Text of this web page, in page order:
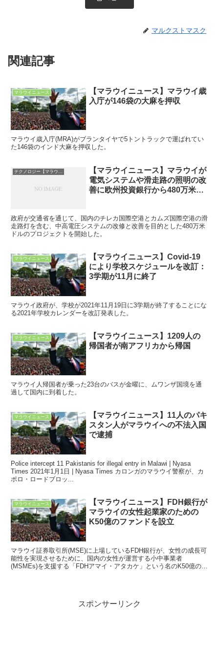
マルクストマスク
関連記事
マラウイニュース
【マラウイニュース】マラウイ歳
入庁が146袋の大麻を押収
マラウイ歳入庁(MRA)がブランタイヤで5トントラックで運ばれてい
た146袋のインド大麻を押収した。
テクノロジー【マラウイ】
【マラウイニュース】マラウイが
電気システムや滑走路の照明の改
善に欧州投資銀行から480万米ド
政府が交通省を通じて、国内のチレカ国際空港とカムズ国際空港の滑
走路灯を含む、中高電圧システムの改修と改善を目的とした480万米
ドルのプロジェクトを開始した。
マラウイニュース
【マラウイニュース】Covid-19
により学校スケジュールを改訂：
3学期が11月に終了
マラウイ政府が、学校が2021年11月19日に3学期が終了することにな
る2021年学校カレンダーを改訂発表した。
マラウイニュース
【マラウイニュース】1209人の
帰国者が南アフリカから帰国
マラウイ人帰国者が乗った23台のバスが金曜に、ムワンザ国境を通
過して国内に到着した。
マラウイニュース
【マラウイニュース】11人のパキ
スタン人がマラウイへの不法入国
で逮捕
Police intercept 11 Pakistanis for illegal entry in Malawi | Nyasa
Times 2021年1月1日 | Nyasa Times カロンガのマラウイ警察が、カ
ポロ・ロードブロッ...
マラウイニュース
【マラウイニュース】FDH銀行が
マラウイの女性起業家のための
K50億のファンドを設立
マラウイ証券取引所(MSE)に上場しているFDH銀行が、女性の成長可
能性を実現させるために、国内の女性が運営する小中事業者
(MSMEs)を支援する「FDHアマイ・アタカケ」という名のK50億の回
スポンサーリンク